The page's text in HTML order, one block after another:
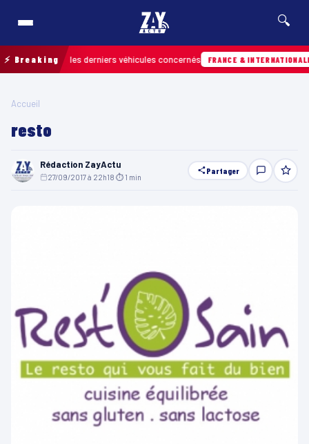
🔍
⚡ Breaking
retrouver les derniers véhicules concernés FRANCE & INTERNATIONALE
Accueil
resto
Rédaction ZayActu
27/09/2017 à 22h18 ⏱ 1 min
Partager